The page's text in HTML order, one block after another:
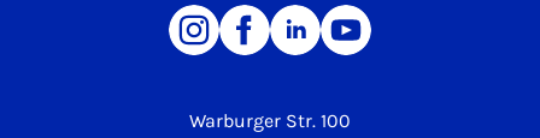
Warburger Str. 100